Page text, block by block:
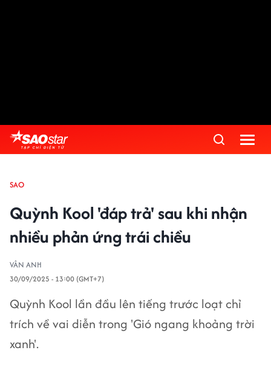
SAO
Quỳnh Kool 'đáp trả' sau khi nhận
nhiều phản ứng trái chiều
VÂN ANH
30/09/2025 - 13:00 (GMT+7)
Quỳnh Kool lần đầu lên tiếng trước loạt chỉ
trích về vai diễn trong 'Gió ngang khoảng trời
xanh'.